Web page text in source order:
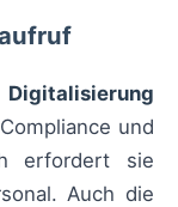
Digitalisierung
und
erfordert sie
Auch die